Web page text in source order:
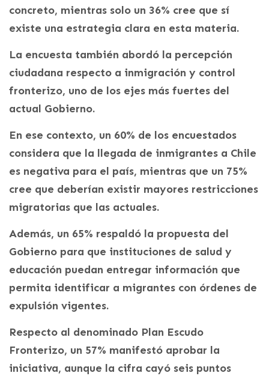
concreto, mientras solo un 36% cree que sí
existe una estrategia clara en esta materia.
La encuesta también abordó la percepción
ciudadana respecto a inmigración y control
fronterizo, uno de los ejes más fuertes del
actual Gobierno.
En ese contexto, un 60% de los encuestados
considera que la llegada de inmigrantes a Chile
es negativa para el país, mientras que un 75%
cree que deberían existir mayores restricciones
migratorias que las actuales.
Además, un 65% respaldó la propuesta del
Gobierno para que instituciones de salud y
educación puedan entregar información que
permita identificar a migrantes con órdenes de
expulsión vigentes.
Respecto al denominado Plan Escudo
Fronterizo, un 57% manifestó aprobar la
iniciativa, aunque la cifra cayó seis puntos